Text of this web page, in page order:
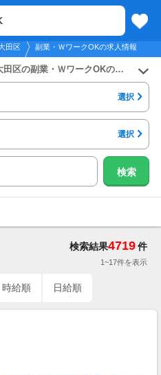
メニュー
田区 副業・ＷワークOKの求人情報
のバイト・アルバイト・パートの求人募集情報
選択
選択
検索
検索結果4719件
1~17件を表示
時給順 日給順